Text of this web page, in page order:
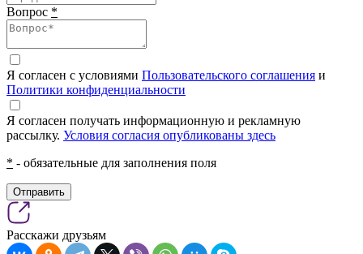
Вопрос *
Я согласен с условиями Пользовательского соглашения и
Политики конфиденциальности
Я согласен получать информационную и рекламную
рассылку. Условия согласия опубликованы здесь
* - обязательные для заполнения поля
Отправить
Расскажи друзьям